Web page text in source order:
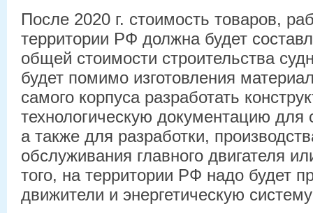
После 2020 г. стоимость товаров,
территории РФ должна будет
общей стоимости строительства
будет помимо изготовления
самого корпуса разработать
технологическую документацию для
а также для разработки,
обслуживания главного двигателя
того, на территории РФ надо будет
движители и энергетическую